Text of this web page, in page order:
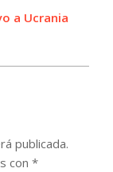
a Ucrania
publicada.
con *